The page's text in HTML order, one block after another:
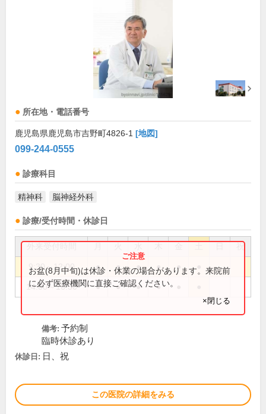
所在地・電話番号
鹿児島県鹿児島市吉野町4826-1 [地図]
099-244-0555
診療科目
精神科 脳神経外科
診療/受付時間・休診日
祝
9:30～12:00 ● ● ● ● ●
14:00～16:30 ● ● ● ●
お盆(8月中旬)は休診・休業の場合があります。来院前
に必ず医療機関に直接ご確認ください。
×閉じる
備考: 予約制
臨時休診あり
休診日: 日、祝
この医院の詳細をみる